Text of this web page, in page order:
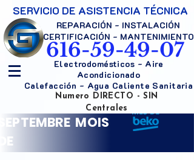
SERVICIO DE ASISTENCIA TÉCNICA
616-59-49-07
REPARACIÓN - INSTALACIÓN
CERTIFICACIÓN - MANTENIMIENTO
Electrodomésticos - Aire
Acondicionado
Calefacción - Agua Caliente Sanitaria
MOIS
Numero DIRECTO - SIN
Centrales